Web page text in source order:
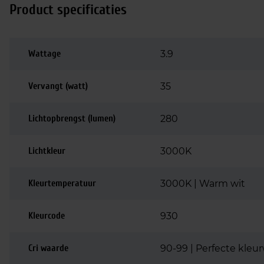
Product specificaties
Wattage 3.9
Vervangt (watt) 35
Lichtopbrengst (lumen) 280
Lichtkleur 3000K
Kleurtemperatuur 3000K | Warm wit
Kleurcode 930
Cri waarde 90-99 | Perfecte